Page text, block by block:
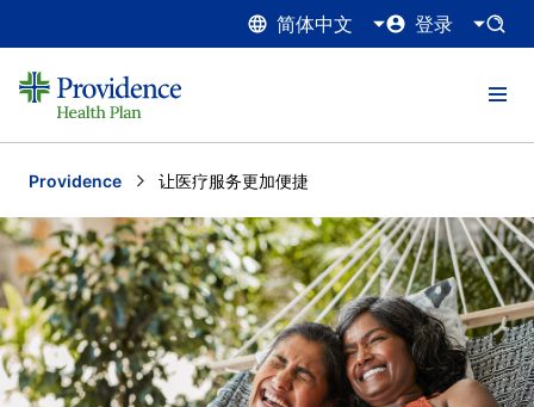
简体中文 登录
Providence Current:
让医疗服务更加便捷